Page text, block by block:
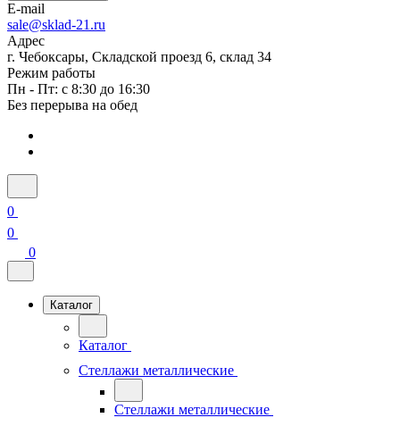
E-mail
sale@sklad-21.ru
Адрес
г. Чебоксары, Складской проезд 6, склад 34
Режим работы
Пн - Пт: с 8:30 до 16:30
Без перерыва на обед
0
0
0
Каталог
Каталог
Стеллажи металлические
Стеллажи металлические